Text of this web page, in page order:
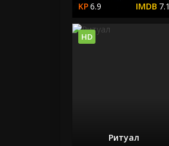
6.9 7.1
Ритуал
HD